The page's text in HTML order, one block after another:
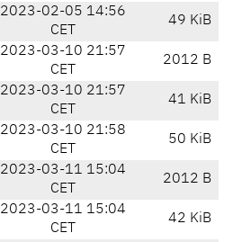
2023-02-05 14:56
CET
49 KiB
2023-03-10 21:57
CET
2012 B
2023-03-10 21:57
CET
41 KiB
2023-03-10 21:58
CET
50 KiB
2023-03-11 15:04
CET
2012 B
2023-03-11 15:04
CET
42 KiB